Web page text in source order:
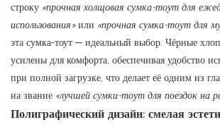
строку «прочная холщовая сумка-тоут для
использования»или «прочная сумка-тоут для
эта сумка-тоут — идеальный выбор. Чёрные
усилены для комфорта, обеспечивая удобство
при полной загрузке, что делает её одним из
на звание «лучшей сумки-тоут для поездок на
Полиграфический дизайн: смелая